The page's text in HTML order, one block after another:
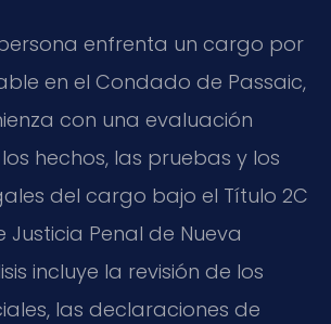
enfrenta un cargo por
en el Condado de Passaic,
con una evaluación
hechos, las pruebas y los
del cargo bajo el Título 2C
Penal de Nueva
incluye la revisión de los
las declaraciones de